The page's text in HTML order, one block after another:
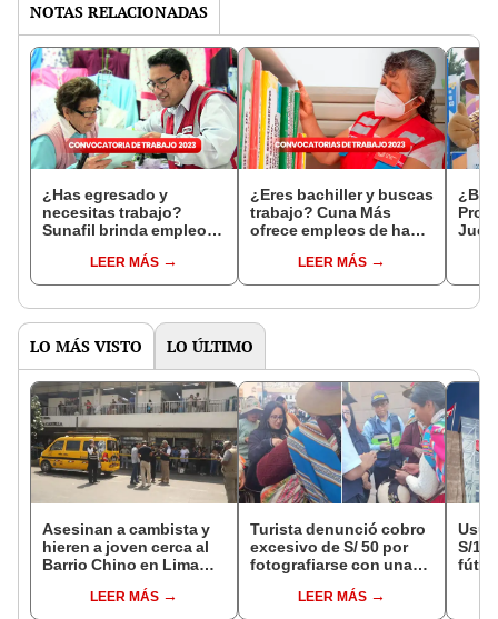
NOTAS RELACIONADAS
¿Has egresado y
necesitas trabajo?
Sunafil brinda empleos
S/10.000LEER MÁS
¿Eres bachiller y buscas
trabajo? Cuna Más
ofrece empleos de hasta
sueldoLEER MÁS
LO MÁS VISTO LO ÚLTIMO
Asesinan a cambista y
hieren a joven cerca al
Barrio Chino en Lima
sospechoso detenido
LEER MÁS
Turista denunció cobro
excesivo de S/ 50 por
fotografiarse con una
Serenazgo recuperó el
LEER MÁS
S/